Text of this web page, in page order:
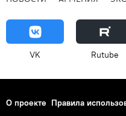
VK Rutube
О проекте Правила